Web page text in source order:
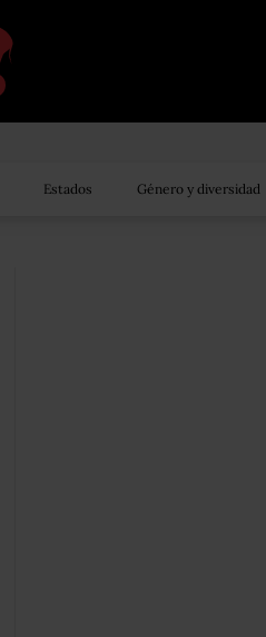
Estados Género y diversidad